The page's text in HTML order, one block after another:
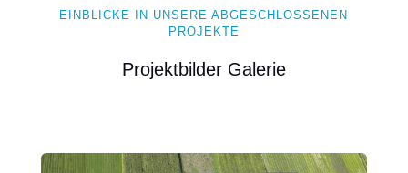
EINBLICKE IN UNSERE ABGESCHLOSSENEN
PROJEKTE
Projektbilder Galerie